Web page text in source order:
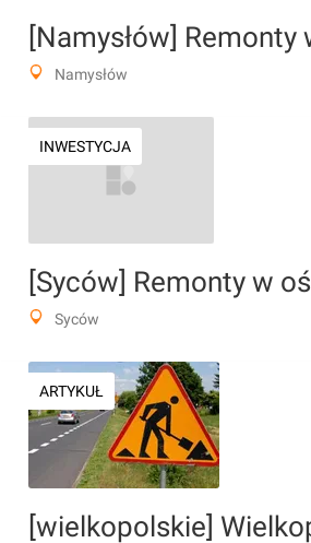
[Namysłów] Remonty
Namysłów
INWESTYCJA
[Syców] Remonty w
Syców
ARTYKUŁ